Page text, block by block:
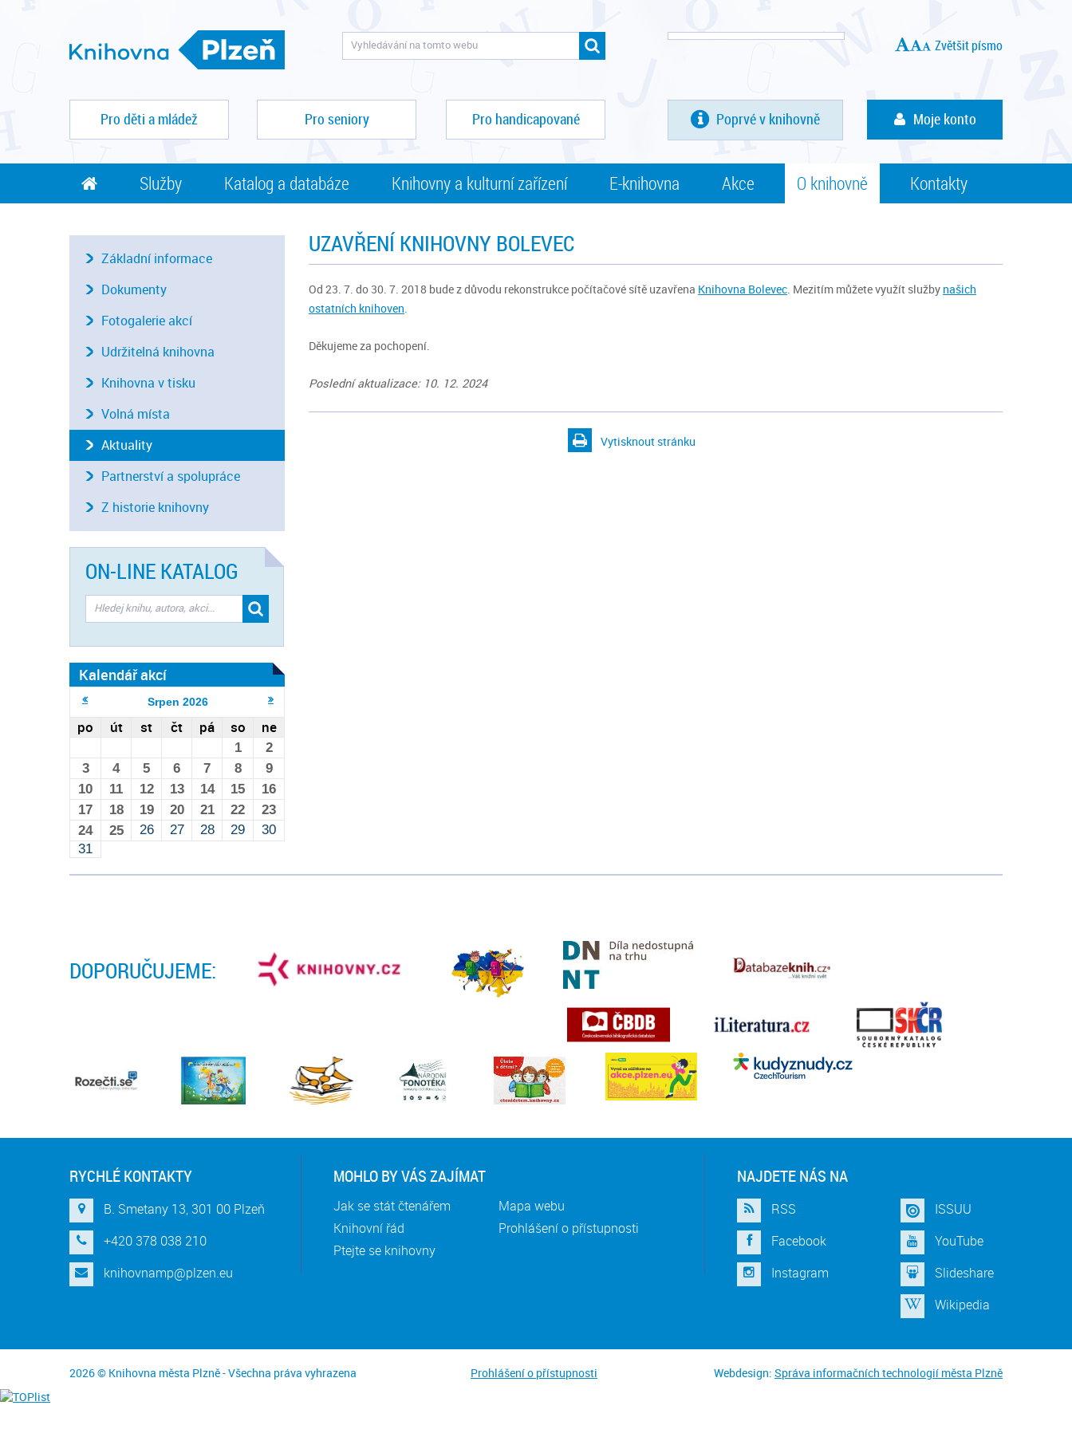
Zvětšit písmo
Pro děti a mládež Pro seniory Pro handicapované Poprvé v knihovně Moje konto
Služby Katalog a databáze Knihovny a kulturní zařízení E-knihovna Akce O knihovně Kontakty
UZAVŘENÍ KNIHOVNY BOLEVEC
Od 23. 7. do 30. 7. 2018 bude z důvodu rekonstrukce počítačové sítě uzavřena Knihovna Bolevec. Mezitím můžete využít služby našich
ostatních knihoven.
Děkujeme za pochopení.
Poslední aktualizace: 10. 12. 2024
Vytisknout stránku
Základní informace
Dokumenty
Fotogalerie akcí
Udržitelná knihovna
Knihovna v tisku
Volná místa
Aktuality
Partnerství a spolupráce
Z historie knihovny
ON-LINE KATALOG
Kalendář akcí
Srpen 2026
po út st čt pá so ne
1
2
3
4 5 6 7 8
9
10
11 12 13 14 15
16
17
18 19 20 21 22
23
24
25 26 27 28 29
30
31
DOPORUČUJEME:
RYCHLÉ KONTAKTY
B. Smetany 13, 301 00 Plzeň
+420 378 038 210
knihovnamp@plzen.eu
MOHLO BY VÁS ZAJÍMAT
Jak se stát čtenářem
Knihovní řád
Ptejte se knihovny
Mapa webu
Prohlášení o přístupnosti
NAJDETE NÁS NA
RSS
Facebook
Instagram
ISSUU
YouTube
Slideshare
Wikipedia
2026 © Knihovna města Plzně - Všechna práva vyhrazena Prohlášení o přístupnosti Webdesign: Správa informačních technologií města Plzně